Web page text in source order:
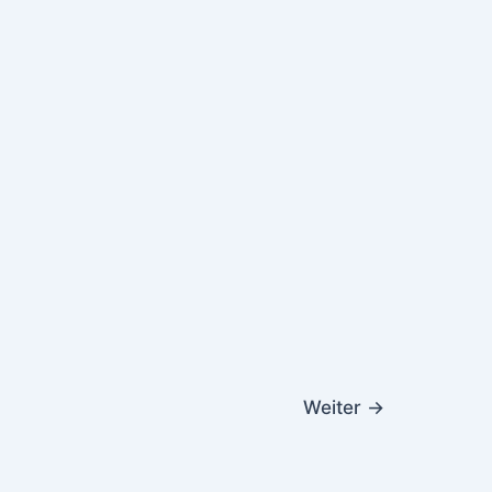
Weiter →